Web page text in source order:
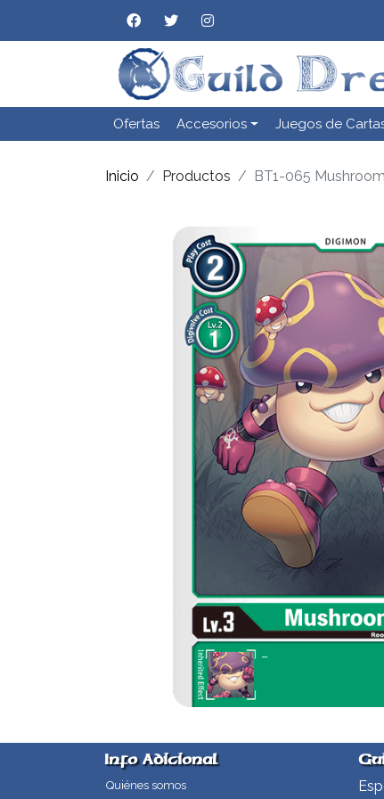
Ofertas Accesorios Juegos de
Inicio Productos BT1-065
Info Adicional
Quiénes somos